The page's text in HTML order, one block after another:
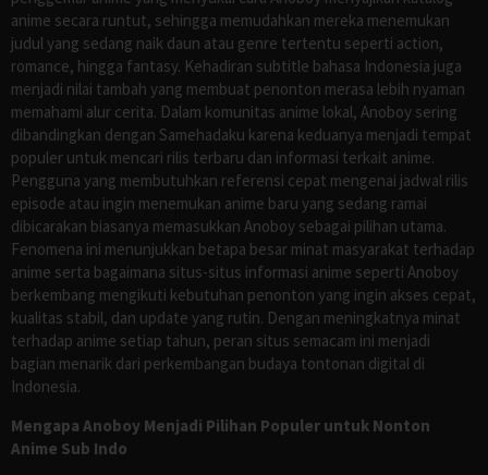
anime secara runtut, sehingga memudahkan mereka menemukan
judul yang sedang naik daun atau genre tertentu seperti action,
romance, hingga fantasy. Kehadiran subtitle bahasa Indonesia juga
menjadi nilai tambah yang membuat penonton merasa lebih nyaman
memahami alur cerita. Dalam komunitas anime lokal, Anoboy sering
dibandingkan dengan Samehadaku karena keduanya menjadi tempat
populer untuk mencari rilis terbaru dan informasi terkait anime.
Pengguna yang membutuhkan referensi cepat mengenai jadwal rilis
episode atau ingin menemukan anime baru yang sedang ramai
dibicarakan biasanya memasukkan Anoboy sebagai pilihan utama.
Fenomena ini menunjukkan betapa besar minat masyarakat terhadap
anime serta bagaimana situs-situs informasi anime seperti Anoboy
berkembang mengikuti kebutuhan penonton yang ingin akses cepat,
kualitas stabil, dan update yang rutin. Dengan meningkatnya minat
terhadap anime setiap tahun, peran situs semacam ini menjadi
bagian menarik dari perkembangan budaya tontonan digital di
Indonesia.
Mengapa Anoboy Menjadi Pilihan Populer untuk Nonton
Anime Sub Indo